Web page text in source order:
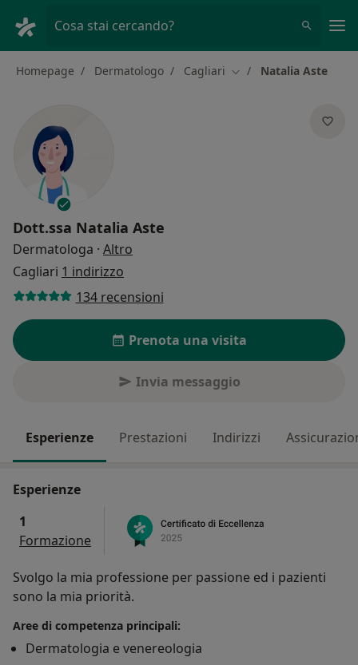
Cosa stai cercando?
Homepage Dermatologo Cagliari Cambia città
Natalia Aste
Dott.ssa Natalia Aste
Dermatologa · Altro
Cagliari 1 indirizzo
134 recensioni
Prenota una visita
Invia messaggio
Esperienze Prestazioni Indirizzi
Esperienze
1
Formazione
Svolgo la mia professione per passione ed i pazienti
sono la mia priorità.
Aree di competenza principali:
Dermatologia e venereologia